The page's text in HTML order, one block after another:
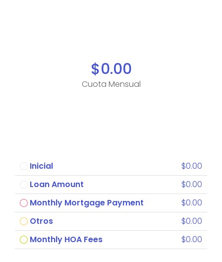
$0.00
Cuota Mensual
Inicial
$0.00
Loan Amount
$0.00
Monthly Mortgage Payment
$0.00
Otros
$0.00
Monthly HOA Fees
$0.00